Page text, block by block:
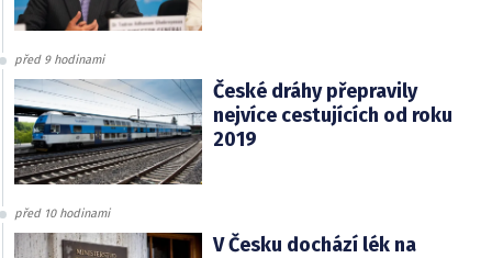
před 9 hodinami
České dráhy přepravily
nejvíce cestujících od roku
2019
před 10 hodinami
V Česku dochází lék na